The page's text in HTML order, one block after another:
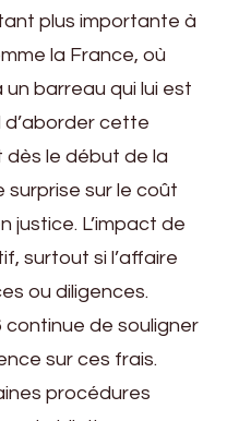
plus importante à
la France, où
barreau qui lui est
d’aborder cette
le début de la
sur le coût
justice. L’impact de
surtout si l’affaire
ou diligences.
continue de souligner
sur ces frais.
procédures